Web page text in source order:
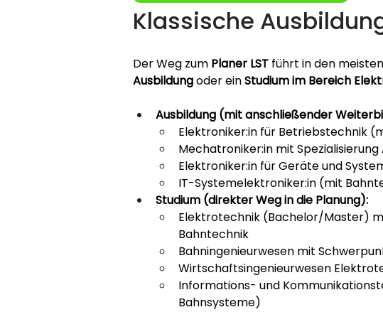
Klassische
Der Weg zum Planer LST führt in den
Ausbildung oder ein Studium im Bereich
Ausbildung (mit anschließender
Elektroniker:in für Betriebstechnik
Mechatroniker:in mit
Elektroniker:in für Geräte und
IT-Systemelektroniker:in (mit
Studium (direkter Weg in die Planung):
Elektrotechnik (Bachelor/Master)
Bahntechnik
Bahningenieurwesen mit
Wirtschaftsingenieurwesen
Informations- und
Bahnsysteme)